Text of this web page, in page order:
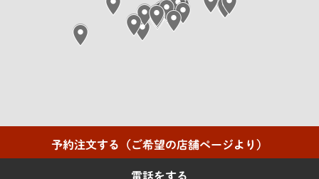
予約注文する（ご希望の店舗ページより）
電話をする